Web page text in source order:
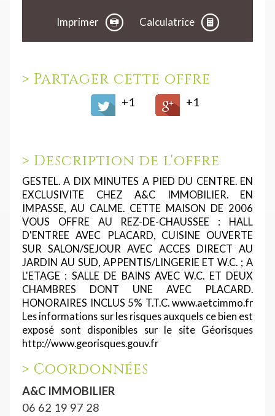
Imprimer Calculatrice
> Partager cette offre
+1 +1
> Description de l'offre
GESTEL. A DIX MINUTES A PIED DU CENTRE. EN
EXCLUSIVITE CHEZ A&C IMMOBILIER. EN
IMPASSE, AU CALME. CETTE MAISON DE 2006
VOUS OFFRE AU REZ-DE-CHAUSSEE : HALL
D'ENTREE AVEC PLACARD, CUISINE OUVERTE
SUR SALON/SEJOUR AVEC ACCES DIRECT AU
JARDIN AU SUD, APPENTIS/LINGERIE ET W.C. ; A
L'ETAGE : SALLE DE BAINS AVEC W.C. ET DEUX
CHAMBRES DONT UNE AVEC PLACARD.
HONORAIRES INCLUS 5% T.T.C. www.aetcimmo.fr
Les informations sur les risques auxquels ce bien est
exposé sont disponibles sur le site Géorisques
http://www.georisques.gouv.fr
> Coordonnées
A&C IMMOBILIER
06 62 19 97 28